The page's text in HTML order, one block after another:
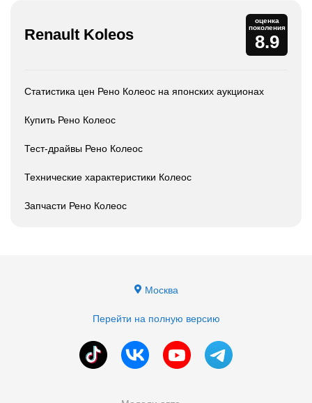
Renault Koleos
оценка
поколения
8.9
Статистика цен Рено Колеос на японских аукционах
Купить Рено Колеос
Тест-драйвы Рено Колеос
Технические характеристики Колеос
Запчасти Рено Колеос
Москва
Перейти на полную версию